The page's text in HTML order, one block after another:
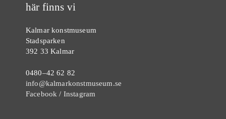
här finns vi
Kalmar konstmuseum
Stadsparken
392 33 Kalmar
0480–42 62 82
info@kalmarkonstmuseum.se
Facebook / Instagram